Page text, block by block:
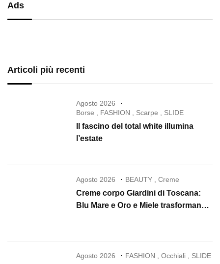
Ads
Articoli più recenti
Agosto 2026
Borse , FASHION , Scarpe , SLIDE
Il fascino del total white illumina
l’estate
Agosto 2026 BEAUTY ,Creme
Creme corpo Giardini di Toscana:
Blu Mare e Oro e Miele trasformano
Agosto 2026 FASHION ,Occhiali SLIDE